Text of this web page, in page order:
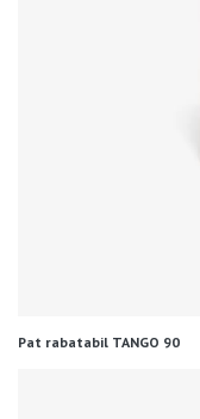
Pat rabatabil TANGO 90